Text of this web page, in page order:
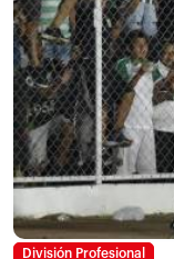
División Profesional